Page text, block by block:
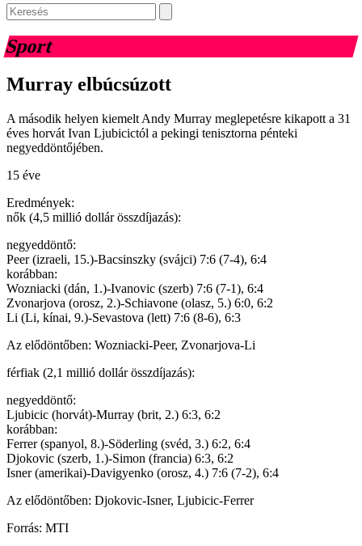
Sport
Murray elbúcsúzott
A második helyen kiemelt Andy Murray meglepetésre kikapott a 31
éves horvát Ivan Ljubicictól a pekingi tenisztorna pénteki
negyeddöntőjében.
15 éve
Eredmények:
nők (4,5 millió dollár összdíjazás):
negyeddöntő:
Peer (izraeli, 15.)-Bacsinszky (svájci) 7:6 (7-4), 6:4
korábban:
Wozniacki (dán, 1.)-Ivanovic (szerb) 7:6 (7-1), 6:4
Zvonarjova (orosz, 2.)-Schiavone (olasz, 5.) 6:0, 6:2
Li (Li, kínai, 9.)-Sevastova (lett) 7:6 (8-6), 6:3
Az elődöntőben: Wozniacki-Peer, Zvonarjova-Li
férfiak (2,1 millió dollár összdíjazás):
negyeddöntő:
Ljubicic (horvát)-Murray (brit, 2.) 6:3, 6:2
korábban:
Ferrer (spanyol, 8.)-Söderling (svéd, 3.) 6:2, 6:4
Djokovic (szerb, 1.)-Simon (francia) 6:3, 6:2
Isner (amerikai)-Davigyenko (orosz, 4.) 7:6 (7-2), 6:4
Az elődöntőben: Djokovic-Isner, Ljubicic-Ferrer
Forrás: MTI